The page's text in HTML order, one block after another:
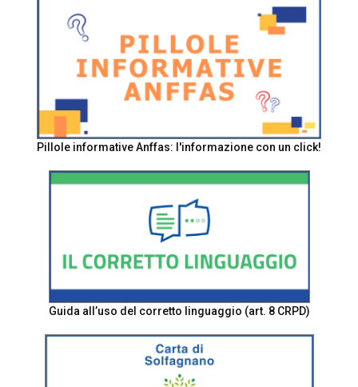
Pillole informative Anffas: l'informazione con un click!
Guida all’uso del corretto linguaggio (art. 8 CRPD)